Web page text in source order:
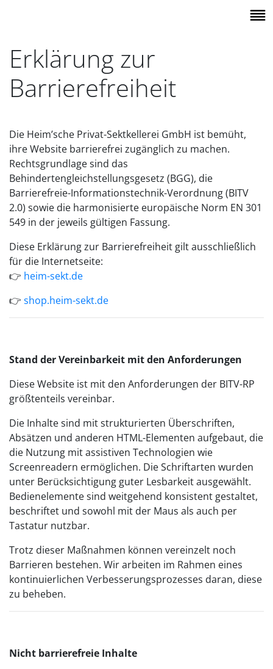
Erklärung zur
Barrierefreiheit
Die Heim’sche Privat-Sektkellerei GmbH ist bemüht,
ihre Website barrierefrei zugänglich zu machen.
Rechtsgrundlage sind das
Behindertengleichstellungsgesetz (BGG), die
Barrierefreie-Informationstechnik-Verordnung (BITV
2.0) sowie die harmonisierte europäische Norm EN 301
549 in der jeweils gültigen Fassung.
Diese Erklärung zur Barrierefreiheit gilt ausschließlich
für die Internetseite:
👉 heim-sekt.de
👉 shop.heim-sekt.de
Stand der Vereinbarkeit mit den Anforderungen
Diese Website ist mit den Anforderungen der BITV-RP
größtenteils vereinbar.
Die Inhalte sind mit strukturierten Überschriften,
Absätzen und anderen HTML-Elementen aufgebaut, die
die Nutzung mit assistiven Technologien wie
Screenreadern ermöglichen. Die Schriftarten wurden
unter Berücksichtigung guter Lesbarkeit ausgewählt.
Bedienelemente sind weitgehend konsistent gestaltet,
beschriftet und sowohl mit der Maus als auch per
Tastatur nutzbar.
Trotz dieser Maßnahmen können vereinzelt noch
Barrieren bestehen. Wir arbeiten im Rahmen eines
kontinuierlichen Verbesserungsprozesses daran, diese
zu beheben.
Nicht barrierefreie Inhalte